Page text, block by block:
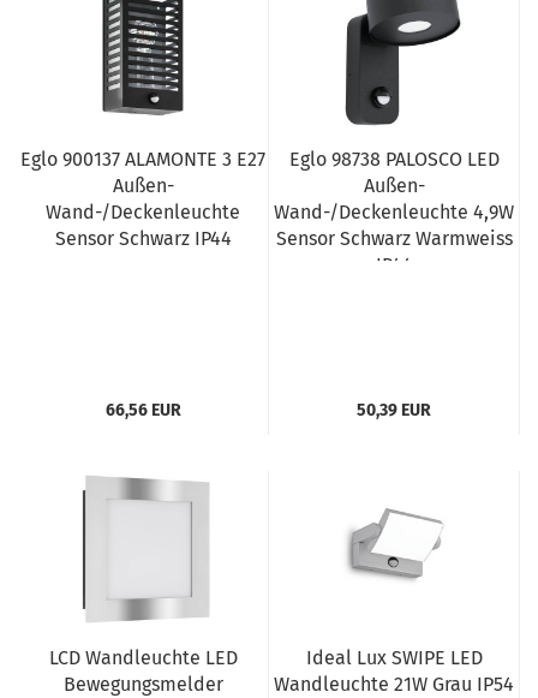
Eglo 900137 ALAMONTE 3 E27
Außen-
Wand-/Deckenleuchte
Sensor Schwarz IP44
66,56 EUR
Eglo 98738 PALOSCO LED
Außen-
Wand-/Deckenleuchte 4,9W
Sensor Schwarz Warmweiss
IP44
50,39 EUR
LCD Wandleuchte LED
Bewegungsmelder
Ideal Lux SWIPE LED
Wandleuchte 21W Grau IP54